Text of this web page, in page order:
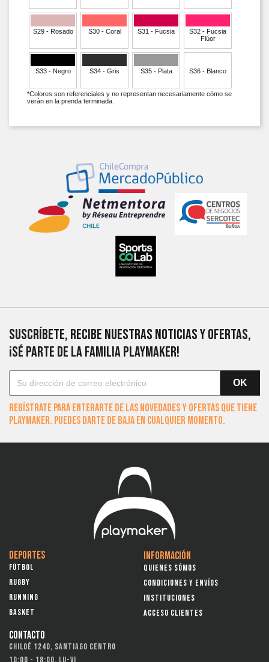
S29 - Rosado S30 - Coral S31 - Fucsia
S32 - Fucsia
Flúor
S33 - Negro S34 - Gris S35 - Plata S36 - Blanco
*Colores son referenciales y no representan necesariamente cómo se
verán en la prenda terminada.
SUSCRÍBETE, RECIBE NUESTRAS NOTICIAS Y OFERTAS,
¡SÉ PARTE DE LA FAMILIA PLAYMAKER!
Regístrate para enterarte de las novedades y ofertas que tiene
Playmaker. Puedes darte de baja en cualquier momento.
DEPORTES
FÚTBOL
RUGBY
RUNNING
BASKET
INFORMACIÓN
QUIENES SÓMOS
CONDICIONES Y ENVÍOS
INSTITUCIONES
ACCESO CLIENTES
CONTACTO
CHILOÉ 1240, SANTIAGO CENTRO